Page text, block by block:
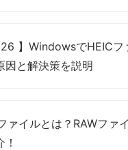
】WindowsでHEICフ
因と解決策を説明
ァイルとは？RAWファ